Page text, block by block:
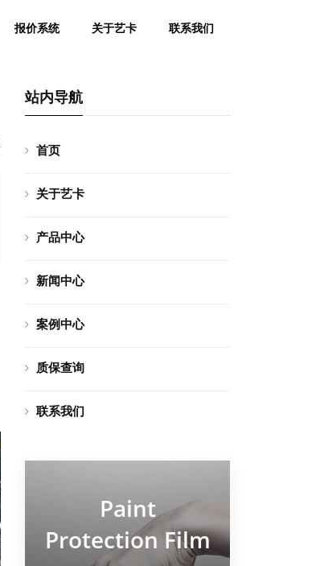
报价系统 关于艺卡 联系我们
站内导航
首页
关于艺卡
产品中心
新闻中心
案例中心
质保查询
联系我们
Paint
Protection Film